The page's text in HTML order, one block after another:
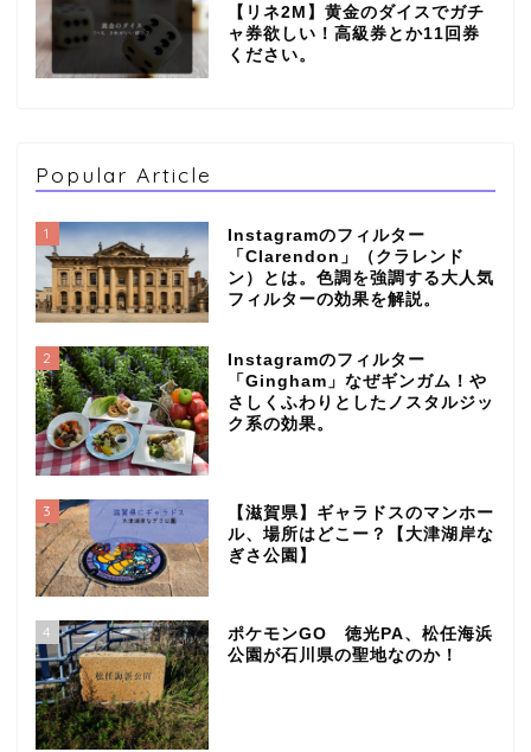
【リネ2M】黄金のダイスでガチ
ャ券欲しい！高級券とか11回券
ください。
Popular Article
1
Instagramのフィルター
「Clarendon」（クラレンド
ン）とは。色調を強調する大人気
フィルターの効果を解説。
2
Instagramのフィルター
「Gingham」なぜギンガム！や
さしくふわりとしたノスタルジッ
ク系の効果。
3
【滋賀県】ギャラドスのマンホー
ル、場所はどこー？【大津湖岸な
ぎさ公園】
4
ポケモンGO 徳光PA、松任海浜
公園が石川県の聖地なのか！